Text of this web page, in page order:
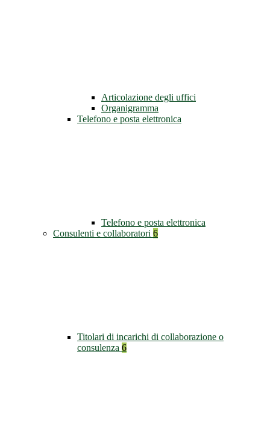
Articolazione degli uffici
Organigramma
Telefono e posta elettronica
Telefono e posta elettronica
Consulenti e collaboratori 6
Titolari di incarichi di collaborazione o
consulenza 6